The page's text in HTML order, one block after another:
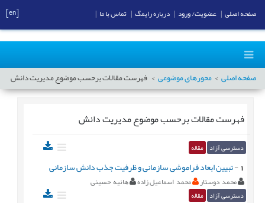
صفحه اصلی محورهای موضوعی فهرست مقالات برحسب موضوعمدیریت دانش
فهرست مقالات برحسب موضوعمدیریت دانش
دسترسی آزاد مقاله
-تبیین ابعاد فراموشی سازمانی و ظرفیت جذب دانش سازمانی
محمد دوستار محمد اسماعیل زاده هانیه حسینی
دسترسی آزاد مقاله
صفحه اصلی عضویت/ ورود درباره رایمگ تماس با ما